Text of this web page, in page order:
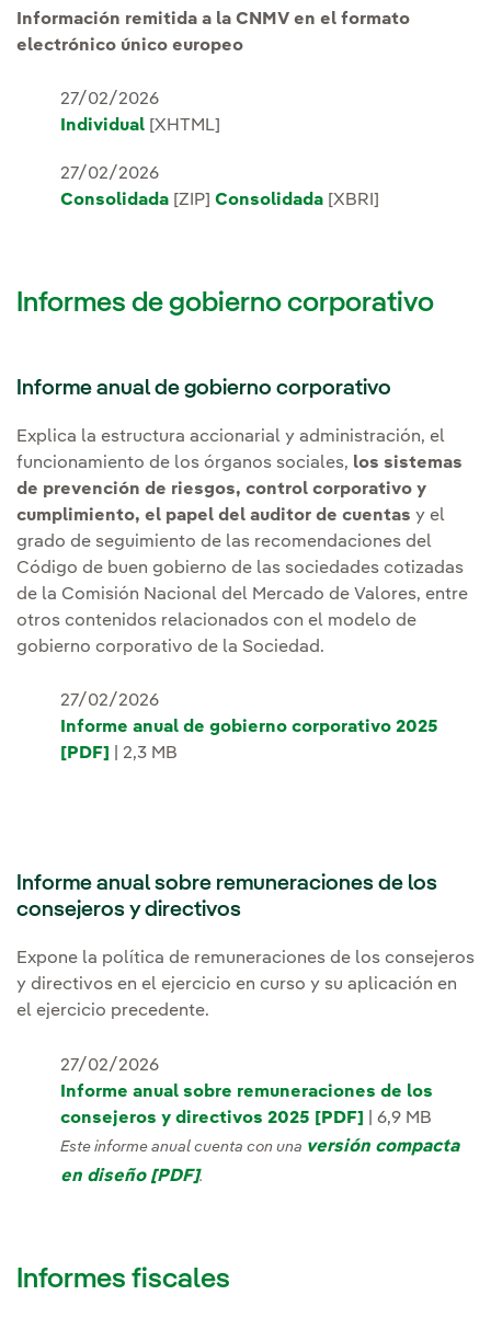
Información remitida a la CNMV en el formato
electrónico único europeo
27/02/2026
Individual [XHTML]
27/02/2026
Consolidada [ZIP] Consolidada [XBRI]
Informes de gobierno corporativo
Informe anual de gobierno corporativo
Explica la estructura accionarial y administración, el
funcionamiento de los órganos sociales, los sistemas
de prevención de riesgos, control corporativo y
cumplimiento, el papel del auditor de cuentas y el
grado de seguimiento de las recomendaciones del
Código de buen gobierno de las sociedades cotizadas
de la Comisión Nacional del Mercado de Valores, entre
otros contenidos relacionados con el modelo de
gobierno corporativo de la Sociedad.
27/02/2026
Informe anual de gobierno corporativo 2025
[PDF]
| 2,3 MB
Informe anual sobre remuneraciones de los
consejeros y directivos
Expone la política de remuneraciones de los consejeros
y directivos en el ejercicio en curso y su aplicación en
el ejercicio precedente.
27/02/2026
Informe anual sobre remuneraciones de los
consejeros y directivos 2025 [PDF]
| 6,9 MB
Este informe anual cuenta con una versión compacta
en diseño [PDF].
Informes fiscales